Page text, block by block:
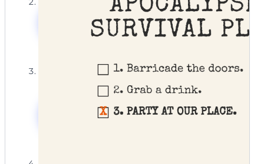
提示词:成人派对的搞笑万圣节邀请函。图像:两个卡通幽灵
欢快地用冒泡的鸡尾酒干杯。风格:现代和[极简主义]
家,4B公寓”,“10月27日周五”,“晚8点供应魔药。” —ar 5:7
使用Mew Design AI创建搞笑万
使用Mew Design AI创建搞笑万
圣节邀请函
模板名称:尖牙般美好时光